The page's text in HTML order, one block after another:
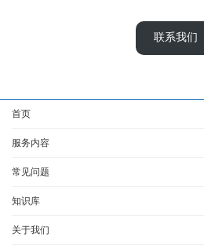
联系我们
首页
服务内容
常见问题
知识库
关于我们